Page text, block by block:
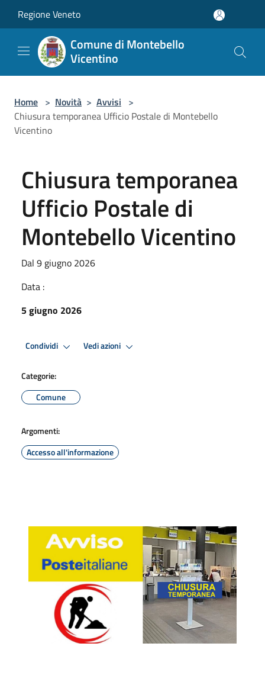
Regione Veneto
Comune di Montebello
Vicentino
Home > Novità > Avvisi >
Chiusura temporanea Ufficio Postale di Montebello
Vicentino
Chiusura temporanea
Ufficio Postale di
Montebello Vicentino
Dal 9 giugno 2026
Data :
5 giugno 2026
Condividi Vedi azioni
Categorie:
Comune
Argomenti:
Accesso all'informazione